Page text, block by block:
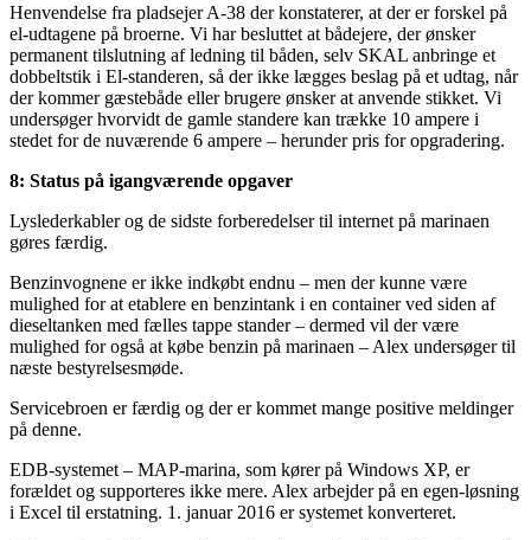
Henvendelse fra pladsejer A-38 der konstaterer, at der er forskel på
el-udtagene på broerne. Vi har besluttet at bådejere, der ønsker
permanent tilslutning af ledning til båden, selv SKAL anbringe et
dobbeltstik i El-standeren, så der ikke lægges beslag på et udtag, når
der kommer gæstebåde eller brugere ønsker at anvende stikket. Vi
undersøger hvorvidt de gamle standere kan trække 10 ampere i
stedet for de nuværende 6 ampere – herunder pris for opgradering.
8: Status på igangværende opgaver
Lyslederkabler og de sidste forberedelser til internet på marinaen
gøres færdig.
Benzinvognene er ikke indkøbt endnu – men der kunne være
mulighed for at etablere en benzintank i en container ved siden af
dieseltanken med fælles tappe stander – dermed vil der være
mulighed for også at købe benzin på marinaen – Alex undersøger til
næste bestyrelsesmøde.
Servicebroen er færdig og der er kommet mange positive meldinger
på denne.
EDB-systemet – MAP-marina, som kører på Windows XP, er
forældet og supporteres ikke mere. Alex arbejder på en egen-løsning
i Excel til erstatning. 1. januar 2016 er systemet konverteret.